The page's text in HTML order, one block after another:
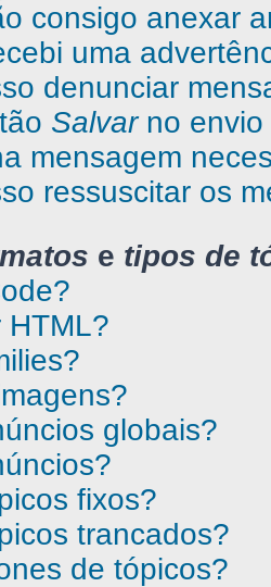
consigo anexar
uma
denunciar
Salvarno envio
mensagem
ressuscitar os
e tipos de
HTML?
globais?
fixos?
trancados?
de tópicos?